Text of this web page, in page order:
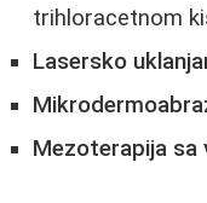
trihloracetnom
Lasersko
Mezoterapija sa